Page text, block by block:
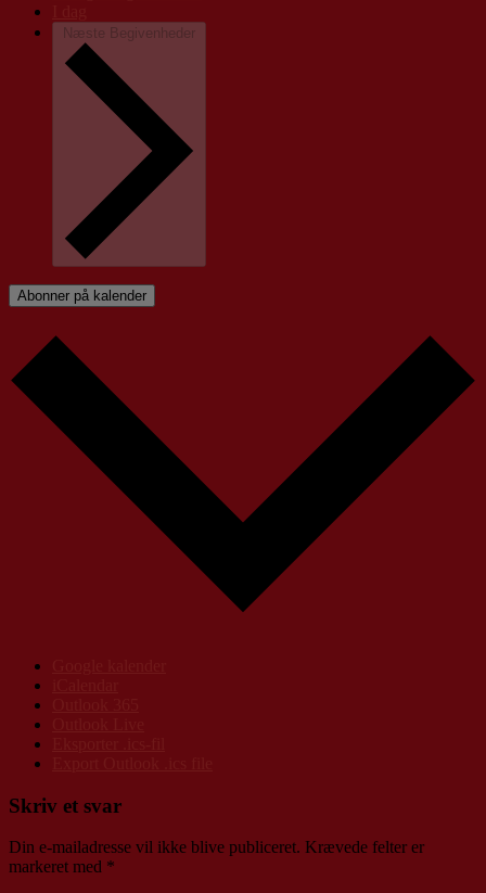
Næste Begivenheder
Abonner på kalender
Skriv et svar
Din e-mailadresse vil ikke blive publiceret. Krævede felter er
markeret med *